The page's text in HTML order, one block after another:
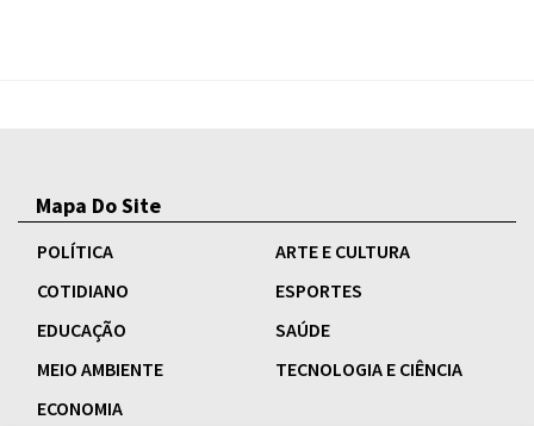
Mapa Do Site
POLÍTICA
ARTE E CULTURA
COTIDIANO
ESPORTES
EDUCAÇÃO
SAÚDE
MEIO AMBIENTE
TECNOLOGIA E CIÊNCIA
ECONOMIA